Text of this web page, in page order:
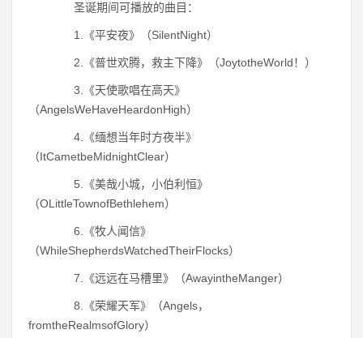
圣诞期间可播放的曲目：
1.《平安夜》（SilentNight）
2.《普世欢腾，救主下降》（JoytotheWorld！）
3.《天使歌唱在高天》
（AngelsWeHaveHeardonHigh）
4.《缅想当年时方夜半》
（ItCametbeMidnightClear）
5.《美哉小城，小伯利恒》
（OLittleTownofBethlehem）
6.《牧人闻信》
（WhileShepherdsWatchedTheirFlocks）
7.《远远在马槽里》（AwayintheManger）
8.《荣耀天军》（Angels，
fromtheRealmsofGlory）